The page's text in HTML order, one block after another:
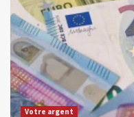
Votre argent